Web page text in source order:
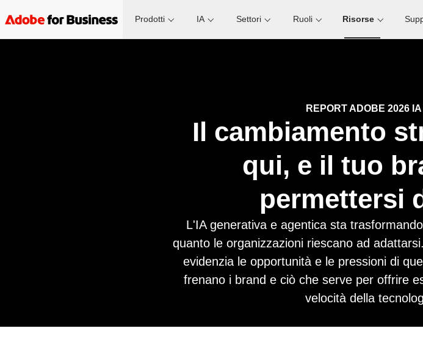
Prodotti IA Settori Ruoli Risorse
REPORT ADOBE 2026
Il cambiamento
qui, e il tuo
permettersi
L'IA generativa e agentica sta
quanto le organizzazioni riescano ad
evidenzia le opportunità e le pressioni di
frenano i brand e ciò che serve per offrire
velocità della